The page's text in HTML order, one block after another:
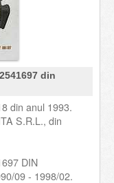
din
din anul 1993.
S.R.L., din
DIN
09 - 1998/02.